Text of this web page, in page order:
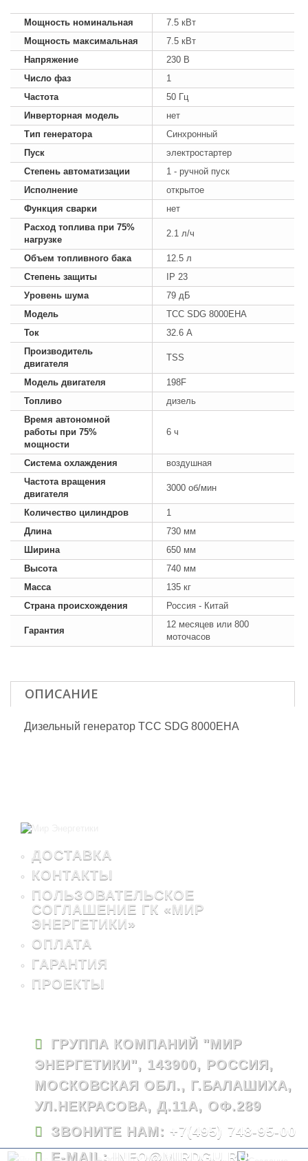
Мощность номинальная
7.5 кВт
Мощность максимальная
7.5 кВт
Напряжение
230 В
Число фаз
1
Частота
50 Гц
Инверторная модель
нет
Тип генератора
Синхронный
Пуск
электростартер
Степень автоматизации
1 - ручной пуск
Исполнение
открытое
Функция сварки
нет
Расход топлива при 75%
нагрузке
2.1 л/ч
Объем топливного бака
12.5 л
Степень защиты
IP 23
Уровень шума
79 дБ
Модель
ТСС SDG 8000EHA
Ток
32.6 А
Производитель
двигателя
TSS
Модель двигателя
198F
Топливо
дизель
Время автономной
работы при 75%
мощности
6 ч
Система охлаждения
воздушная
Частота вращения
двигателя
3000 об/мин
Количество цилиндров
1
Длина
730 мм
Ширина
650 мм
Высота
740 мм
Масса
135 кг
Страна происхождения
Россия - Китай
Гарантия
12 месяцев или 800
моточасов
ОПИСАНИЕ
Дизельный генератор ТСС SDG 8000EHA
ДОСТАВКА
КОНТАКТЫ
ПОЛЬЗОВАТЕЛЬСКОЕ
СОГЛАШЕНИЕ ГК «МИР
ЭНЕРГЕТИКИ»
ОПЛАТА
ГАРАНТИЯ
ПРОЕКТЫ
ГРУППА КОМПАНИЙ "МИР
ЭНЕРГЕТИКИ", 143900, РОССИЯ,
МОСКОВСКАЯ ОБЛ., Г.БАЛАШИХА,
УЛ.НЕКРАСОВА, Д.11А, ОФ.289
ЗВОНИТЕ НАМ: +7(495) 748-95-00
E-MAIL: INFO@MIRDGU.RU